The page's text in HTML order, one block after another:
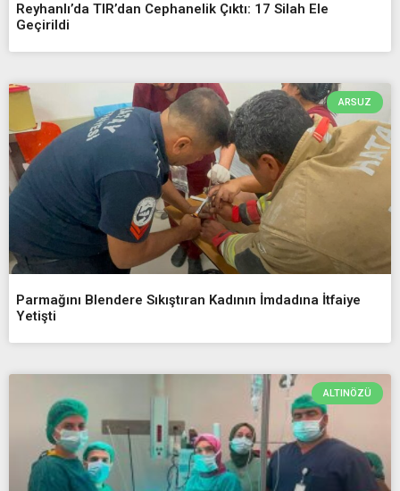
Reyhanlı’da TIR’dan Cephanelik Çıktı: 17 Silah Ele
Geçirildi
ARSUZ
Parmağını Blendere Sıkıştıran Kadının İmdadına İtfaiye
Yetişti
ALTINÖZÜ